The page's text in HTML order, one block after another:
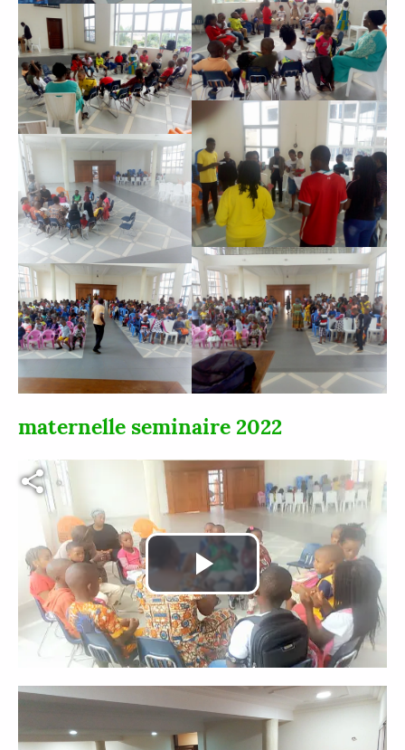
Fichier vidéo
Lire
la
vidéo
maternelle seminaire 2022